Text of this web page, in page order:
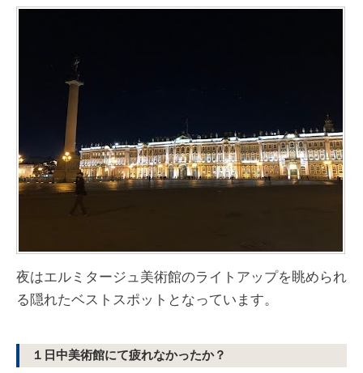
夜はエルミタージュ美術館のライトアップを眺められ
る隠れたベストスポットとなっています。
１日中美術館にて疲れなかったか？